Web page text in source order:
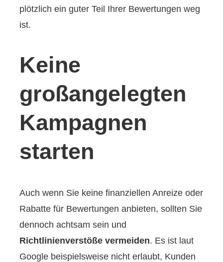
plötzlich ein guter Teil Ihrer Bewertungen weg
ist.
Keine
großangelegten
Kampagnen
starten
Auch wenn Sie keine finanziellen Anreize oder
Rabatte für Bewertungen anbieten, sollten Sie
dennoch achtsam sein und
Richtlinienverstöße vermeiden. Es ist laut
Google beispielsweise nicht erlaubt, Kunden